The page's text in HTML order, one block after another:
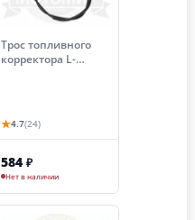
Трос топливного
корректора L-
★4.7(24)
584 ₽
Нет в наличии